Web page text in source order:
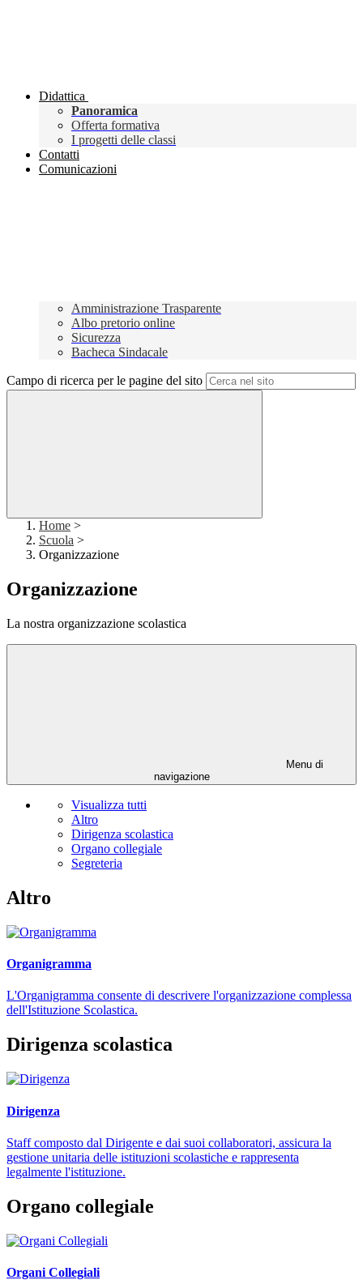
Didattica
Panoramica
Offerta formativa
I progetti delle classi
Contatti
Comunicazioni
Amministrazione Trasparente
Albo pretorio online
Sicurezza
Bacheca Sindacale
Campo di ricerca per le pagine del sito
Home >
Scuola >
Organizzazione
Organizzazione
La nostra organizzazione scolastica
Menu di
navigazione
Visualizza tutti
Altro
Dirigenza scolastica
Organo collegiale
Segreteria
Altro
Organigramma
L'Organigramma consente di descrivere l'organizzazione complessa
dell'Istituzione Scolastica.
Dirigenza scolastica
Dirigenza
Staff composto dal Dirigente e dai suoi collaboratori, assicura la
gestione unitaria delle istituzioni scolastiche e rappresenta
legalmente l'istituzione.
Organo collegiale
Organi Collegiali